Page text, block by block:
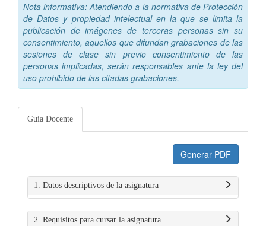
Nota informativa: Atendiendo a la normativa de Protección
de Datos y propiedad intelectual en la que se limita la
publicación de imágenes de terceras personas sin su
consentimiento, aquellos que difundan grabaciones de las
sesiones de clase sin previo consentimiento de las
personas implicadas, serán responsables ante la ley del
uso prohibido de las citadas grabaciones.
Guía Docente
Generar PDF
1. Datos descriptivos de la asignatura
2. Requisitos para cursar la asignatura